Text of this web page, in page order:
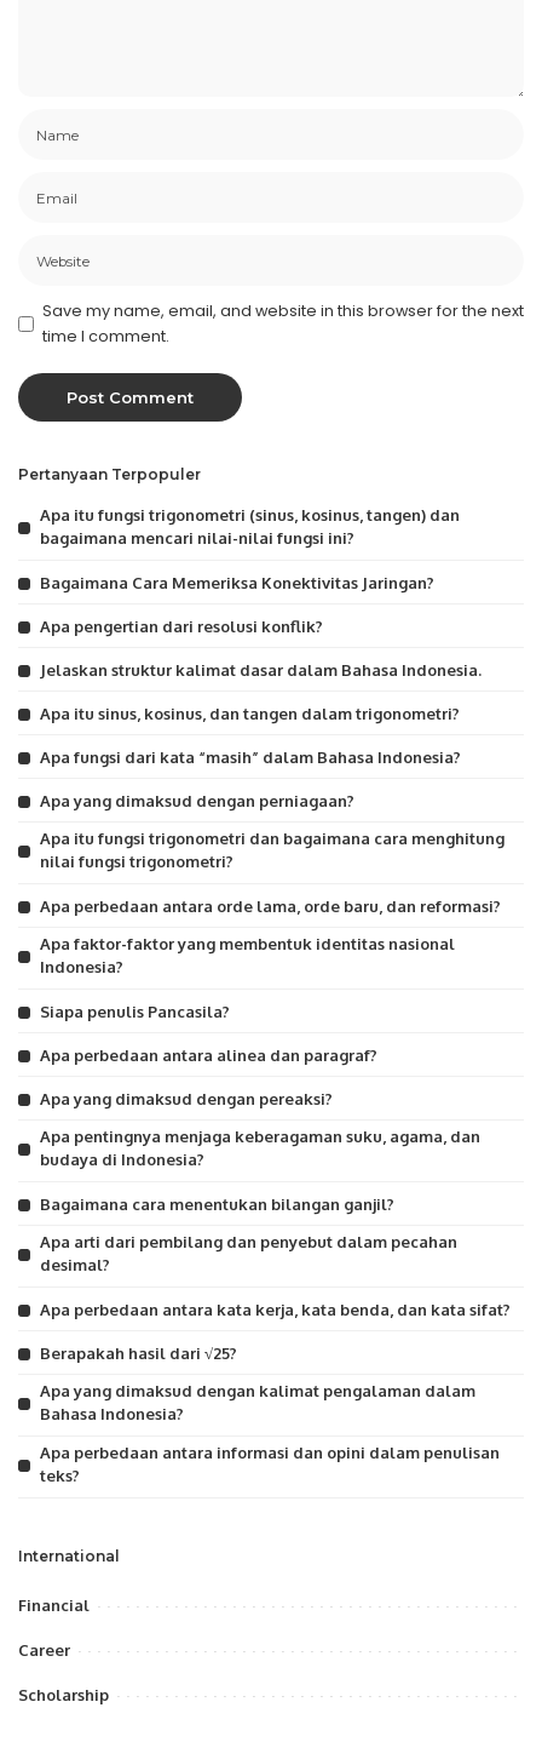
Save my name, email, and website in this browser for the next
time I comment.
Pertanyaan Terpopuler
Apa itu fungsi trigonometri (sinus, kosinus, tangen) dan
bagaimana mencari nilai-nilai fungsi ini?
Bagaimana Cara Memeriksa Konektivitas Jaringan?
Apa pengertian dari resolusi konflik?
Jelaskan struktur kalimat dasar dalam Bahasa Indonesia.
Apa itu sinus, kosinus, dan tangen dalam trigonometri?
Apa fungsi dari kata “masih” dalam Bahasa Indonesia?
Apa yang dimaksud dengan perniagaan?
Apa itu fungsi trigonometri dan bagaimana cara menghitung
nilai fungsi trigonometri?
Apa perbedaan antara orde lama, orde baru, dan reformasi?
Apa faktor-faktor yang membentuk identitas nasional
Indonesia?
Siapa penulis Pancasila?
Apa perbedaan antara alinea dan paragraf?
Apa yang dimaksud dengan pereaksi?
Apa pentingnya menjaga keberagaman suku, agama, dan
budaya di Indonesia?
Bagaimana cara menentukan bilangan ganjil?
Apa arti dari pembilang dan penyebut dalam pecahan
desimal?
Apa perbedaan antara kata kerja, kata benda, dan kata sifat?
Berapakah hasil dari √25?
Apa yang dimaksud dengan kalimat pengalaman dalam
Bahasa Indonesia?
Apa perbedaan antara informasi dan opini dalam penulisan
teks?
International
Financial
Career
Scholarship